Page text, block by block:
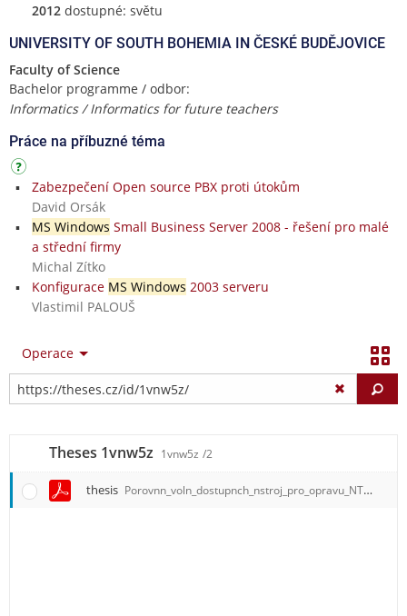
2012dostupné: světu
UNIVERSITY OF SOUTH BOHEMIA IN ČESKÉ BUDĚJOVICE
Faculty of Science
Bachelor programme / odbor:
Informatics / Informatics for future teachers
Práce na příbuzné téma
Zabezpečení Open source PBX proti útokům
David Orsák
MS Windows Small Business Server 2008 - řešení pro malé
a střední firmy
Michal Zítko
Konfigurace MS Windows 2003 serveru
Vlastimil PALOUŠ
Operace
Theses 1vnw5z 1vnw5z /2
thesis Porovnn_voln_dostupnch_nstroj_pro_opravu_NTFS.pdf